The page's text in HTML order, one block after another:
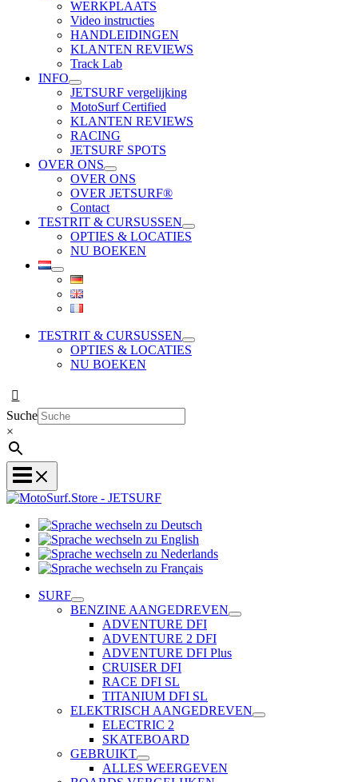
WERKPLAATS
Video instructies
HANDLEIDINGEN
KLANTEN REVIEWS
Track Lab
INFO
JETSURF vergelijking
MotoSurf Certified
KLANTEN REVIEWS
RACING
JETSURF SPOTS
OVER ONS
OVER ONS
OVER JETSURF®
Contact
TESTRIT & CURSUSSEN
OPTIES & LOCATIES
NU BOEKEN
TESTRIT & CURSUSSEN
OPTIES & LOCATIES
NU BOEKEN
Suche
×
zu
Deutsch
wechseln
zu
Sprache
Sprache
Français
SURF
BENZINE AANGEDREVEN
ADVENTURE DFI
ADVENTURE 2 DFI
ADVENTURE DFI Plus
CRUISER DFI
RACE DFI SL
TITANIUM DFI SL
ELEKTRISCH AANGEDREVEN
ELECTRIC 2
SKATEBOARD
GEBRUIKT
ALLES WEERGEVEN